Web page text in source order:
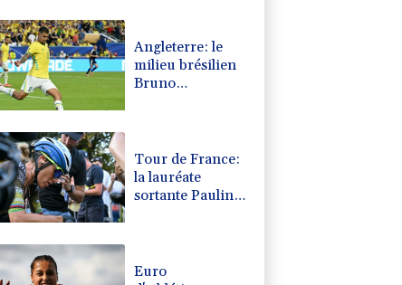
Angleterre: le
milieu brésilien
Bruno
Tour de France:
la lauréate
sortante Pauline
Euro